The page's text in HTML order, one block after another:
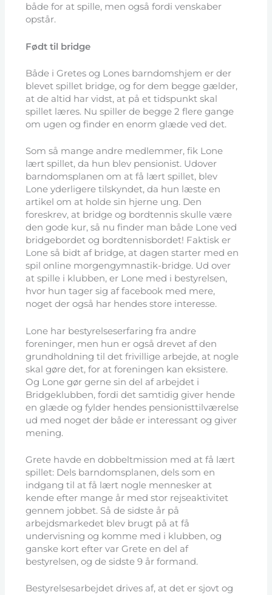
både for at spille, men også fordi venskaber
opstår.
Født til bridge
Både i Gretes og Lones barndomshjem er der
blevet spillet bridge, og for dem begge gælder,
at de altid har vidst, at på et tidspunkt skal
spillet læres. Nu spiller de begge 2 flere gange
om ugen og finder en enorm glæde ved det.
Som så mange andre medlemmer, fik Lone
lært spillet, da hun blev pensionist. Udover
barndomsplanen om at få lært spillet, blev
Lone yderligere tilskyndet, da hun læste en
artikel om at holde sin hjerne ung. Den
foreskrev, at bridge og bordtennis skulle være
den gode kur, så nu finder man både Lone ved
bridgebordet og bordtennisbordet! Faktisk er
Lone så bidt af bridge, at dagen starter med en
spil online morgengymnastik-bridge. Ud over
at spille i klubben, er Lone med i bestyrelsen,
hvor hun tager sig af facebook med mere,
noget der også har hendes store interesse.
Lone har bestyrelseserfaring fra andre
foreninger, men hun er også drevet af den
grundholdning til det frivillige arbejde, at nogle
skal gøre det, for at foreningen kan eksistere.
Og Lone gør gerne sin del af arbejdet i
Bridgeklubben, fordi det samtidig giver hende
en glæde og fylder hendes pensionisttilværelse
ud med noget der både er interessant og giver
mening.
Grete havde en dobbeltmission med at få lært
spillet: Dels barndomsplanen, dels som en
indgang til at få lært nogle mennesker at
kende efter mange år med stor rejseaktivitet
gennem jobbet. Så de sidste år på
arbejdsmarkedet blev brugt på at få
undervisning og komme med i klubben, og
ganske kort efter var Grete en del af
bestyrelsen, og de sidste 9 år formand.
Bestyrelsesarbejdet drives af, at det er sjovt og